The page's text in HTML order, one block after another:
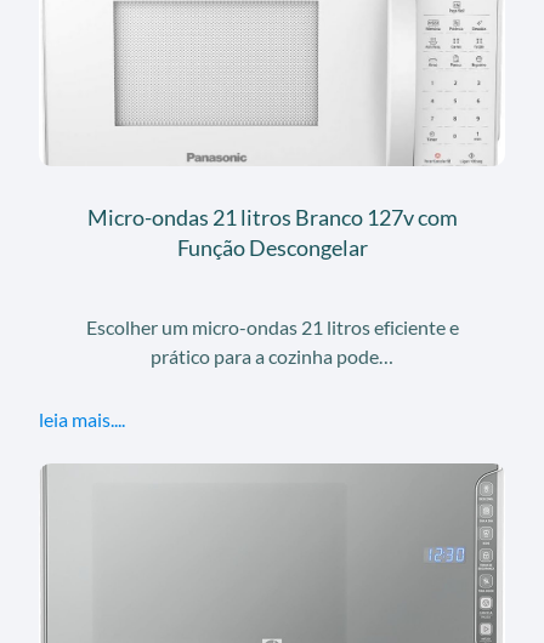
Micro-ondas 21 litros Branco 127v com
Função Descongelar
Escolher um micro-ondas 21 litros eficiente e
prático para a cozinha pode…
leia mais....